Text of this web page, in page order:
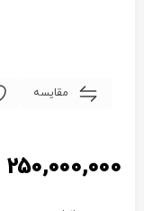
مقایسه
250,000,000